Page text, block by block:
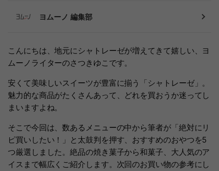
ヨムーノ 編集部
こんにちは、地元にシャトレーゼが増えてきて嬉しい、ヨ
ムーノライターのさつきゆこです。
安くて美味しいスイーツが豊富に揃う「シャトレーゼ」。
魅力的な商品がたくさんあって、どれを買おうか迷ってし
まいますよね。
そこで今回は、数あるメニューの中から筆者が「絶対にリ
ピ買いしたい！」と太鼓判を押す、おすすめのおやつを5
つ厳選しました。絶品の焼き菓子から和菓子、大人気のア
イスまで幅広くご紹介します。次回のお買い物の参考にし